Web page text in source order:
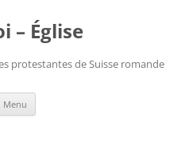
– Église
protestantes de Suisse romande
Menu